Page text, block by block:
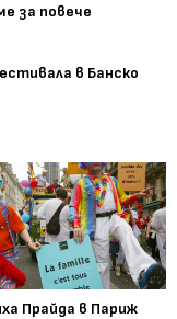
за повече
в Банско
Прайда в Париж